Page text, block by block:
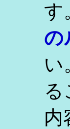
す
の
い
る
内